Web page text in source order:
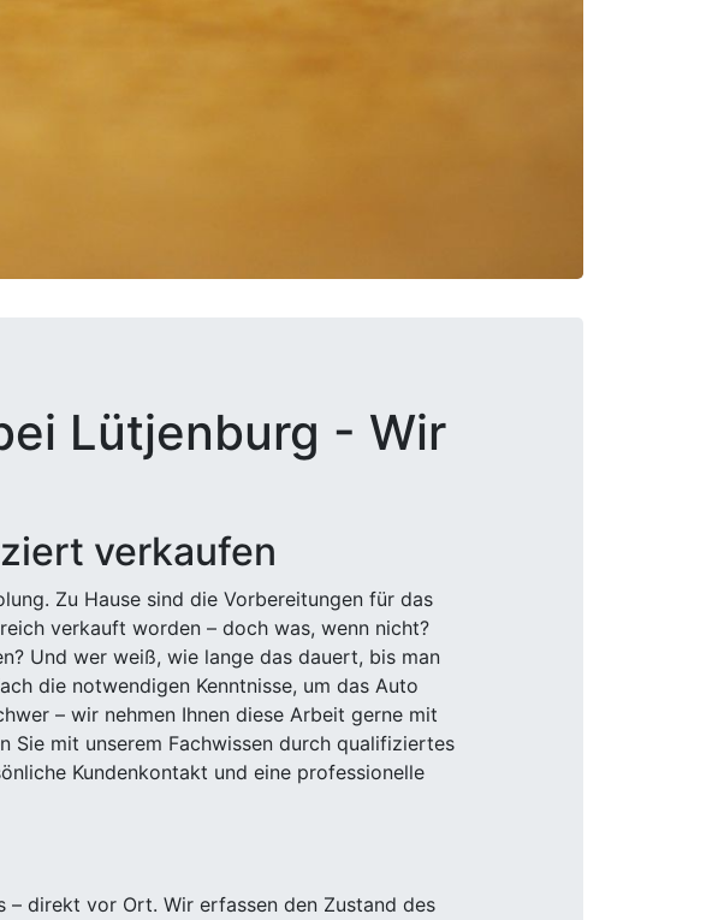
Lütjenburg - Wir
verkaufen
Zu Hause sind die Vorbereitungen für das
verkauft worden – doch was, wenn nicht?
Und wer weiß, wie lange das dauert, bis man
die notwendigen Kenntnisse, um das Auto
– wir nehmen Ihnen diese Arbeit gerne mit
Sie mit unserem Fachwissen durch qualifiziertes
Kundenkontakt und eine professionelle
direkt vor Ort. Wir erfassen den Zustand des